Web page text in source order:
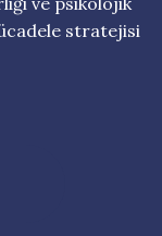
stratejisi